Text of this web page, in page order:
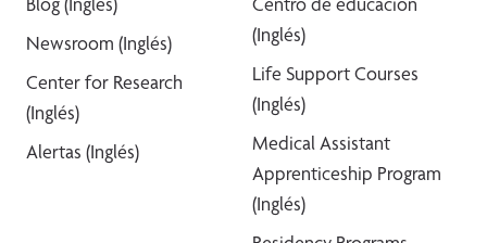
Newsroom (Inglés)
Center for Research
(Inglés)
Alertas (Inglés)
(Inglés)
Life Support Courses
(Inglés)
Medical Assistant
Apprenticeship Program
(Inglés)